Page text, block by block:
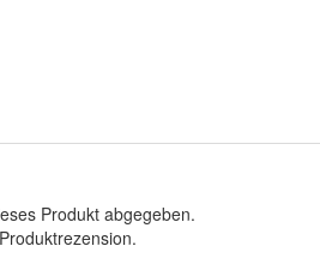
Produkt abgegeben.
.